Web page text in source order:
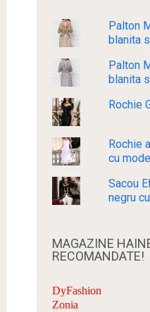
Palton
blanita
Palton
blanita
Rochie
Rochie
cu
Sacou
negru
MAGAZINE
RECOMANDATE!
DyFashion
Zonia